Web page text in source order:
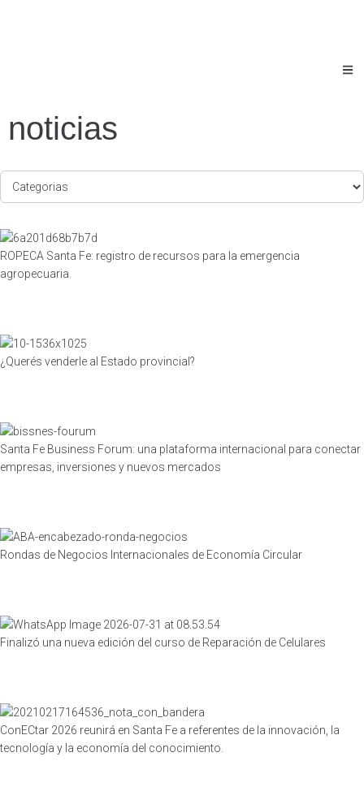
noticias
ROPECA Santa Fe: registro de recursos para la emergencia
agropecuaria.
¿Querés venderle al Estado provincial?
Santa Fe Business Forum: una plataforma internacional para conectar
empresas, inversiones y nuevos mercados
Rondas de Negocios Internacionales de Economía Circular
Finalizó una nueva edición del curso de Reparación de Celulares
ConECtar 2026 reunirá en Santa Fe a referentes de la innovación, la
tecnología y la economía del conocimiento.